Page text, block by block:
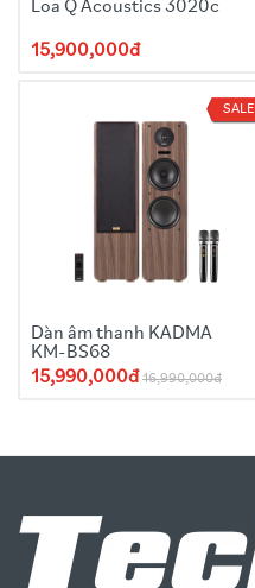
Loa Q Acoustics 3020c
15,900,000đ
SALE
Dàn âm thanh KADMA
KM-BS68
15,990,000đ 16,990,000đ